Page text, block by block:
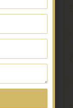
में शत्रु पर
मिलती है।
भी अपने काबू
अठाईसवां मुहूर्त
संबंधी कार्यों के
इसमें बीजों को
करने, सिंचाई